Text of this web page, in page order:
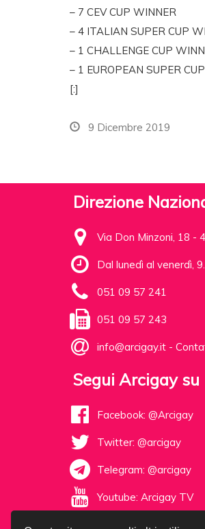
– 7 CEV CUP WINNER
– 4 ITALIAN SUPER CUP
– 1 CHALLENGE CUP
– 1 EUROPEAN SUPER
[:]
9 Dicembre 2019
Direzione
Via Don Minzoni, 18 -
Dal lunedì al venerdì,
051 09 57 241
051 09 57 243
info@arcigay.it -
Segui Arcigay su
Facebook: @Arcigay
Twitter: @arcigay
Telegram: @arcigay
Youtube: Arcigay TV